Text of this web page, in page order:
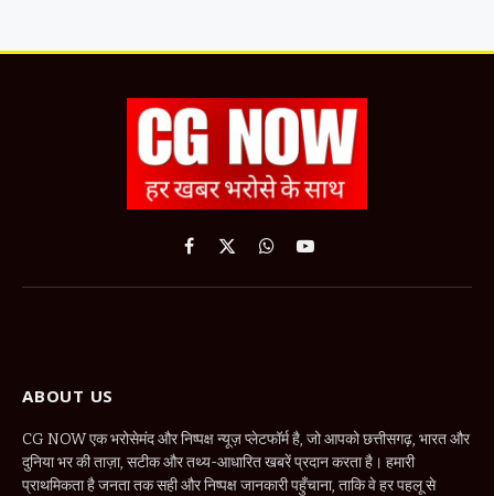
Facebook
X
WhatsApp
YouTube
ABOUT US
CG NOW एक भरोसेमंद और निष्पक्ष न्यूज़ प्लेटफॉर्म है, जो आपको छत्तीसगढ़, भारत और
दुनिया भर की ताज़ा, सटीक और तथ्य-आधारित खबरें प्रदान करता है। हमारी
प्राथमिकता है जनता तक सही और निष्पक्ष जानकारी पहुँचाना, ताकि वे हर पहलू से